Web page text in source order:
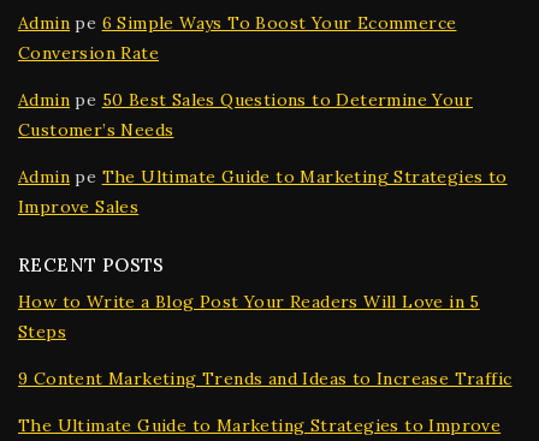
Admin pe 6 Simple Ways To Boost Your Ecommerce
Conversion Rate
Admin pe 50 Best Sales Questions to Determine Your
Customer’s Needs
Admin pe The Ultimate Guide to Marketing Strategies to
Improve Sales
RECENT POSTS
How to Write a Blog Post Your Readers Will Love in 5
Steps
9 Content Marketing Trends and Ideas to Increase Traffic
The Ultimate Guide to Marketing Strategies to Improve